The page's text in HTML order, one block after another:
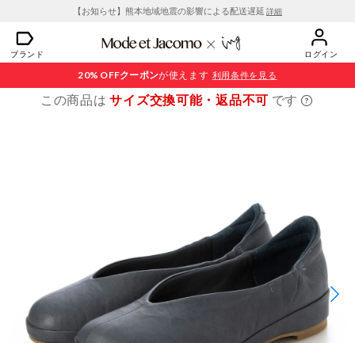
【お知らせ】熊本地域地震の影響による配送遅延 詳細
ブランド ログイン
20% OFFクーポンが使えます 利用条件を見る
この商品はサイズ交換可能・返品不可 です